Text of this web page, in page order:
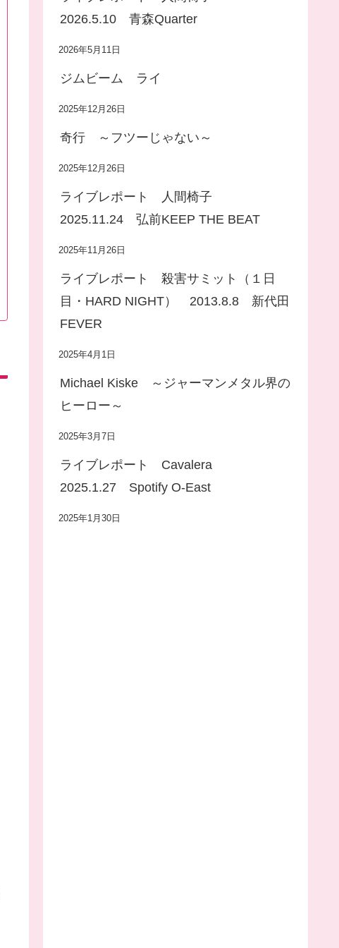
2026.5.10 青森Quarter
2026年5月11日
ジムビーム ライ
2025年12月26日
奇行 ～フツーじゃない～
2025年12月26日
ライブレポート 人間椅子
2025.11.24 弘前KEEP THE BEAT
2025年11月26日
ライブレポート 殺害サミット（１日
目・HARD NIGHT） 2013.8.8 新代田
FEVER
2025年4月1日
Michael Kiske ～ジャーマンメタル界の
ヒーロー～
2025年3月7日
ライブレポート Cavalera
2025.1.27 Spotify O-East
2025年1月30日